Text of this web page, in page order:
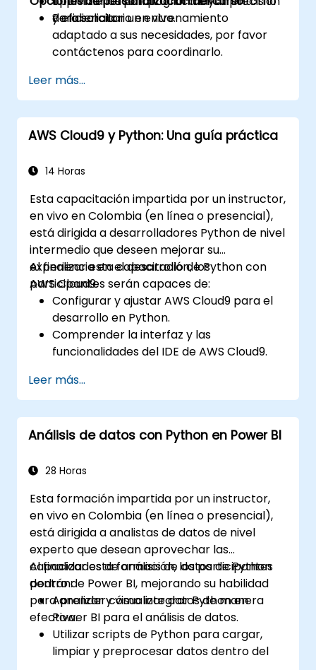
y eficiencia.
de laboratorio en vivo.
Para solicitar un entrenamiento
adaptado a sus necesidades, por favor
contáctenos para coordinarlo.
Leer más...
AWS Cloud9 y Python: Una guía práctica
14 Horas
Esta capacitación impartida por un instructor,
en vivo en Colombia (en línea o presencial),
está dirigida a desarrolladores Python de nivel
intermedio que deseen mejorar su
experiencia en el desarrollo de Python con
AWS Cloud9.
Al finalizar esta capacitación, los
participantes serán capaces de:
Configurar y ajustar AWS Cloud9 para el
desarrollo en Python.
Comprender la interfaz y las
funcionalidades del IDE de AWS Cloud9.
Python en AWS Cloud9.
Colaborar con otros desarrolladores
utilizando la plataforma de AWS Cloud9.
Integrar AWS Cloud9 con otros servicios
Leer más...
Análisis de datos con Python en Power BI
28 Horas
Esta formación impartida por un instructor,
en vivo en Colombia (en línea o presencial),
está dirigida a analistas de datos de nivel
experto que desean aprovechar las
capacidades de análisis de datos de Python
dentro de Power BI, mejorando su habilidad
para analizar y visualizar datos de manera
efectiva.
Al finalizar esta formación, los participantes
podrán:
Aprender cómo integrar Python en
Power BI para el análisis de datos.
Utilizar scripts de Python para cargar,
limpiar y preprocesar datos dentro del